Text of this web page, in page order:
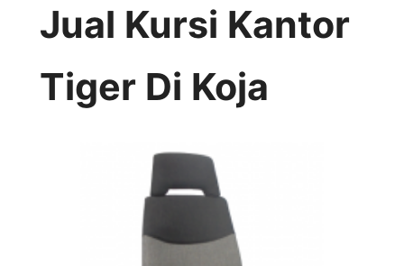
Jual Kursi Kantor
Tiger Di Koja